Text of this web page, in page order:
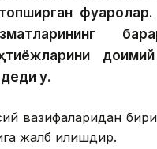
у.
вазифаларидан
жалб қилишдир.